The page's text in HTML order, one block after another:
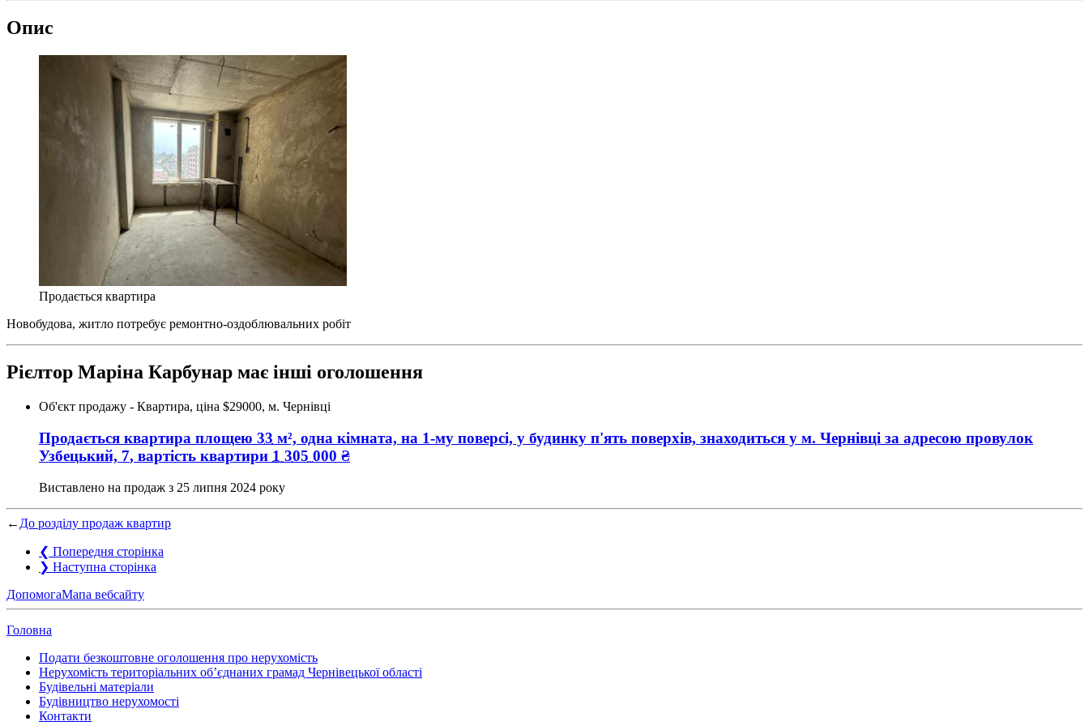
Опис
Продається квартира
Новобудова, житло потребує ремонтно-оздоблювальних робіт
Рієлтор Маріна Карбунар має інші оголошення
Об'єкт продажу - Квартира, ціна $29000, м. Чернівці
Продається квартира площею 33 м², одна кімната, на 1-му поверсі, у будинку п'ять поверхів, знаходиться у м. Чернівці за адресою провулок
Узбецький, 7, вартість квартири 1 305 000 ₴
Виставлено на продаж з 25 липня 2024 року
← До розділу продаж квартир
❮ Попередня сторінка
❯ Наступна сторінка
ДопомогаМапа вебсайту
Головна
Подати безкоштовне оголошення про нерухомість
Нерухомість територіальних об’єднаних грамад Чернівецької області
Будівельні матеріали
Будівництво нерухомості
Контакти